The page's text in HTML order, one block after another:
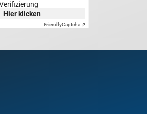
Hier klicken
FriendlyCaptcha ⇗